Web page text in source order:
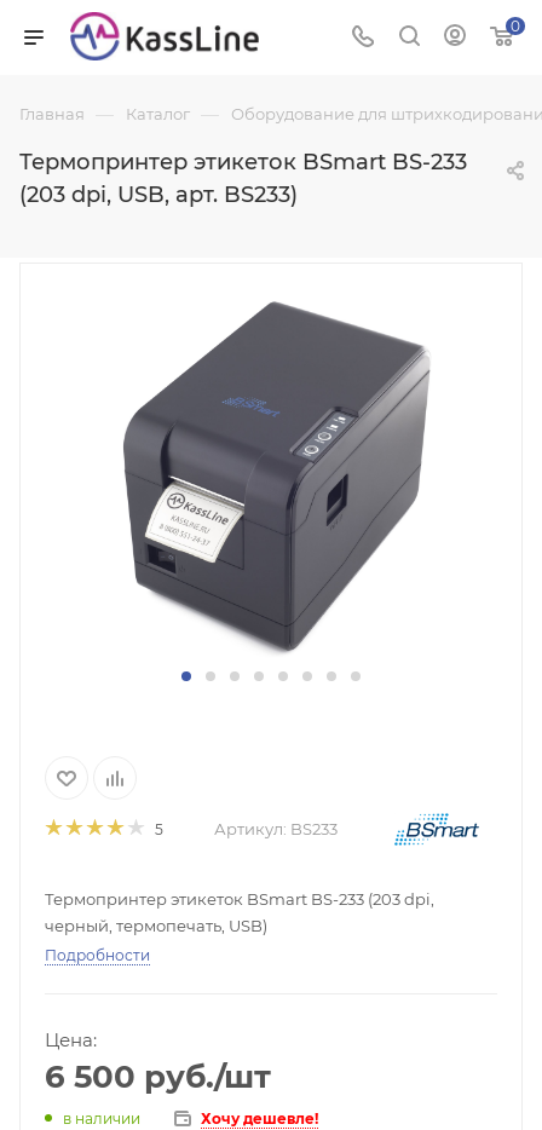
0
Главная — Каталог — Оборудование для
Термопринтер этикеток BSmart BS-233
(203 dpi, USB, арт. BS233)
5 Артикул: BS233
Термопринтер этикеток BSmart BS-233 (203 dpi,
черный, термопечать, USB)
Подробности
Цена:
6 500 руб./шт
в наличии Хочу дешевле!